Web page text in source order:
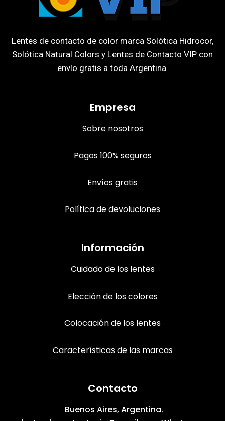
Lentes de contacto de color marca Solótica Hidrocor,
Solótica Natural Colors y Lentes de Contacto VIP con
envío gratis a toda Argentina.
Empresa
Sobre nosotros
Pagos 100% seguros
Envíos gratis
Política de devoluciones
Información
Cuidado de los lentes
Elección de los colores
Colocación de los lentes
Características de las marcas
Contacto
Buenos Aires, Argentina.